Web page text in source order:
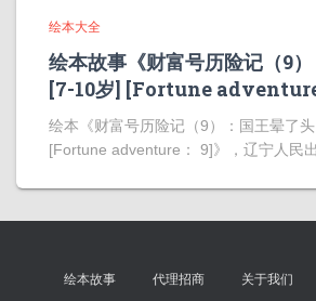
绘本大全
绘本故事《财富号历险记（9
[7-10岁] [Fortune
绘本《财富号历险记（9）：国王晕了
[Fortune adventure： 9]》，辽宁人民
绘本故事 代理招商 关于我们